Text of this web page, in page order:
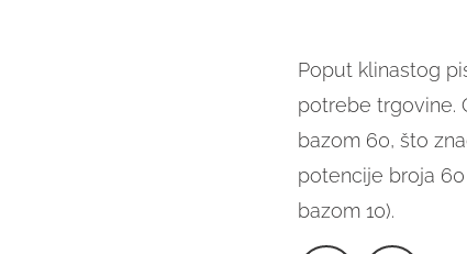
Poput klinastog
potrebe trgovine.
bazom 60, što
potencije broja
bazom 10).